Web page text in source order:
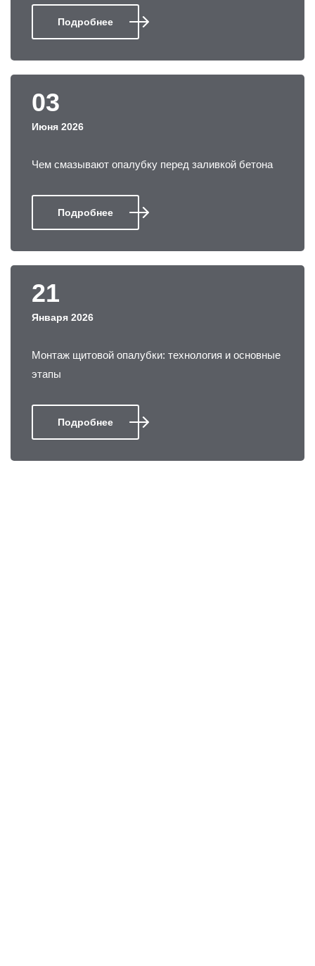
Подробнее
03
Июня 2026
Чем смазывают опалубку перед заливкой бетона
Подробнее
21
Января 2026
Монтаж щитовой опалубки: технология и основные
этапы
Подробнее